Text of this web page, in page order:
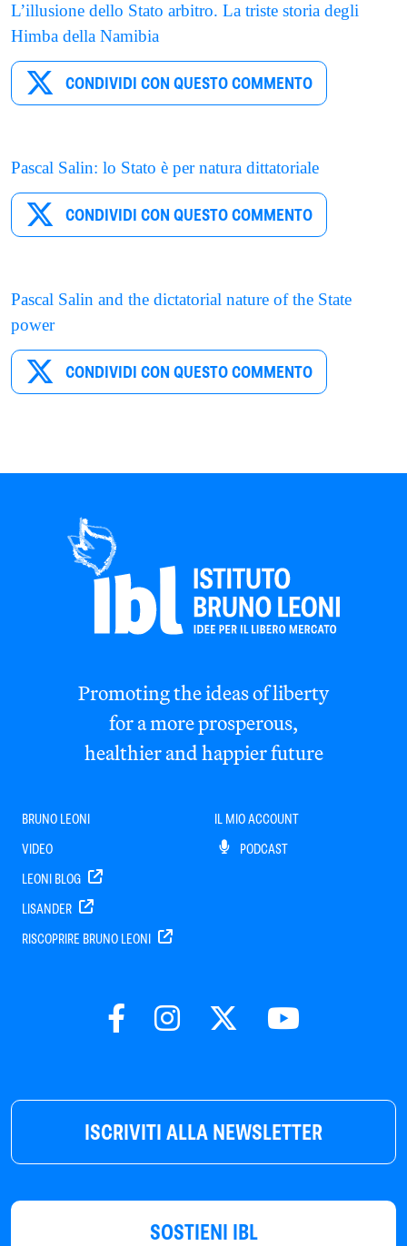
L’illusione dello Stato arbitro. La triste storia degli
Himba della Namibia
CONDIVIDI CON QUESTO COMMENTO
Pascal Salin: lo Stato è per natura dittatoriale
CONDIVIDI CON QUESTO COMMENTO
Pascal Salin and the dictatorial nature of the State
power
CONDIVIDI CON QUESTO COMMENTO
ISCRIVITI ALLA NEWSLETTER
SOSTIENI IBL
Promoting the ideas of liberty
for a more prosperous,
healthier and happier future
BRUNO LEONI
VIDEO
LEONI BLOG
LISANDER
RISCOPRIRE BRUNO LEONI
IL MIO ACCOUNT
PODCAST